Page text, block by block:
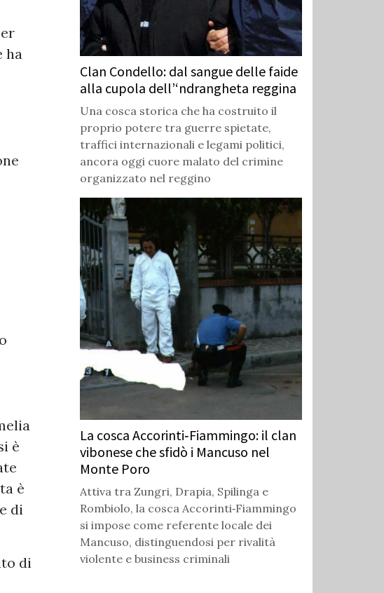
ha
è
è
di
di
Clan Condello: dal sangue delle faide
alla cupola dell’‘ndrangheta reggina
Una cosca storica che ha costruito il
proprio potere tra guerre spietate,
traffici internazionali e legami politici,
ancora oggi cuore malato del crimine
organizzato nel reggino
La cosca Accorinti‑Fiammingo: il clan
vibonese che sfidò i Mancuso nel
Monte Poro
Attiva tra Zungri, Drapia, Spilinga e
Rombiolo, la cosca Accorinti‑Fiammingo
si impose come referente locale dei
Mancuso, distinguendosi per rivalità
violente e business criminali